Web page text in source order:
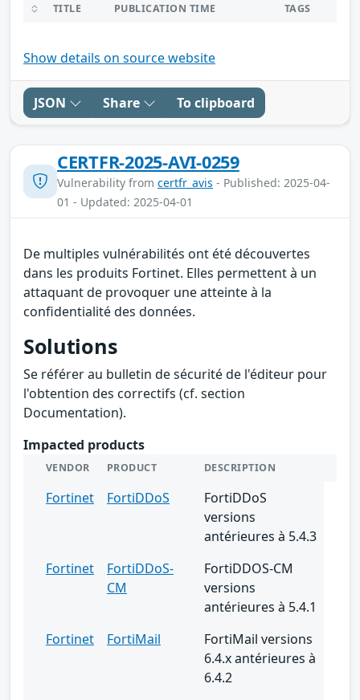
TITLE PUBLICATION TIME TAGS
Show details on source website
JSON Share To clipboard
CERTFR-2025-AVI-0259
Vulnerability from certfr_avis - Published: 2025-04-
01 - Updated: 2025-04-01
De multiples vulnérabilités ont été découvertes
dans les produits Fortinet. Elles permettent à un
attaquant de provoquer une atteinte à la
confidentialité des données.
Solutions
Se référer au bulletin de sécurité de l'éditeur pour
l'obtention des correctifs (cf. section
Documentation).
Impacted products
VENDOR PRODUCT DESCRIPTION
Fortinet FortiDDoS
FortiDDoS
versions
antérieures à 5.4.3
Fortinet
FortiDDoS-
CM
FortiDDOS-CM
versions
antérieures à 5.4.1
Fortinet
FortiMail
FortiMail versions
6.4.x antérieures à
6.4.2